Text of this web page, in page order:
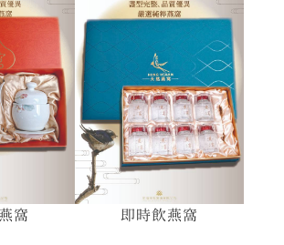
窩 即時飲燕窩